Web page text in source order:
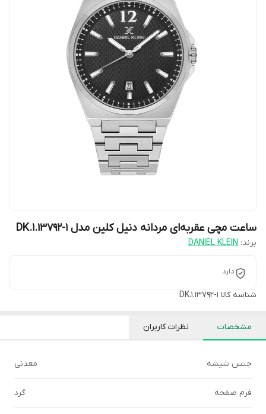
ساعت مچی عقربه‌ای مردانه دنیل کلین مدل DK.1.13792-1
برند: DANIEL KLEIN
دارد
شناسه کالا DK.1.13792-1
مشخصات نظرات کاربران
جنس شیشه معدنی
فرم صفحه گرد